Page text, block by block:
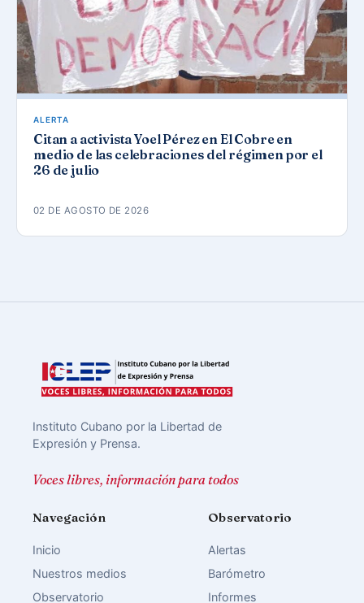
ALERTA
Citan a activista Yoel Pérez en El Cobre en
medio de las celebraciones del régimen por el
26 de julio
02 DE AGOSTO DE 2026
Instituto Cubano por la Libertad de
Expresión y Prensa.
Voces libres, información para todos
Navegación
Inicio
Nuestros medios
Observatorio
Observatorio
Alertas
Barómetro
Informes